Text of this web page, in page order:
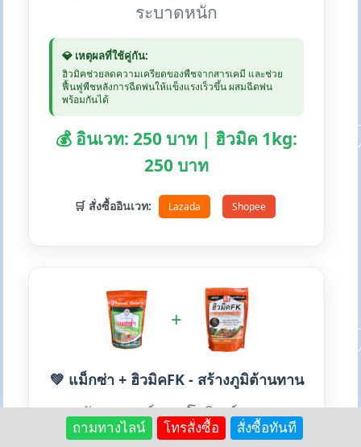
ระบาดหนัก
💎 เหตุผลที่ใช้คู่กัน:
ฮิวมิคช่วยลดความเครียดของพืชจากสารเคมี และช่วย
ฟื้นฟูพืชหลังการฉีดพ่นให้แข็งแรงเร็วขึ้น ผสมฉีดพ่น
พร้อมกันได้
💰 อินเวท: 250 บาท | ฮิวมิค 1kg:
250 บาท
🛒 สั่งซื้ออินเวท: Lazada Shopee
+
💚 แม็กซ่า + ฮิวมิคFK - สร้างภูมิต้านทาน
สารสังเคราะห์คลอโรฟิลล์ ประกอบ
ด้วยแมกนีเซียม ซิงค์ เร่งเขียว สร้าง
ถามทางไลน์ โทรสั่งซื้อ สั่งซื้อทันที